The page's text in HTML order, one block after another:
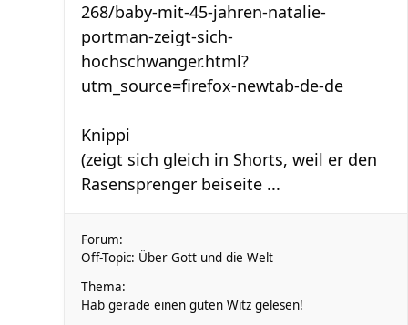
268/baby-mit-45-jahren-natalie-
portman-zeigt-sich-
hochschwanger.html?
utm_source=firefox-newtab-de-de
Knippi
(zeigt sich gleich in Shorts, weil er den
Rasensprenger beiseite ...
Forum:
Off-Topic: Über Gott und die Welt
Thema:
Hab gerade einen guten Witz gelesen!